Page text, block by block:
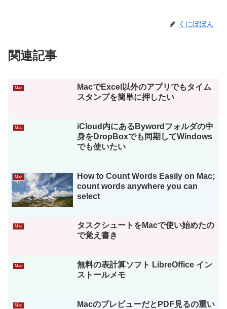
くにぽぽん
関連記事
Mac
MacでExcel以外のアプリでもタイム
スタンプを簡単に押したい
Mac
iCloud内にあるBywordフォルダの中
身をDropBoxでも同期してWindows
でも使いたい
Mac
How to Count Words Easily on Mac;
count words anywhere you can
select
Mac
タスクシュートをMacで使い始めたの
で覚え書き
Mac
無料の表計算ソフト LibreOffice イン
ストールメモ
Mac
MacのプレビューだとPDF見るの重い